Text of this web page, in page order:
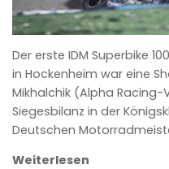
Der erste IDM Superbike
in Hockenheim war eine
Mikhalchik (Alpha Racing-
Siegesbilanz in der
Deutschen
Weiterlesen